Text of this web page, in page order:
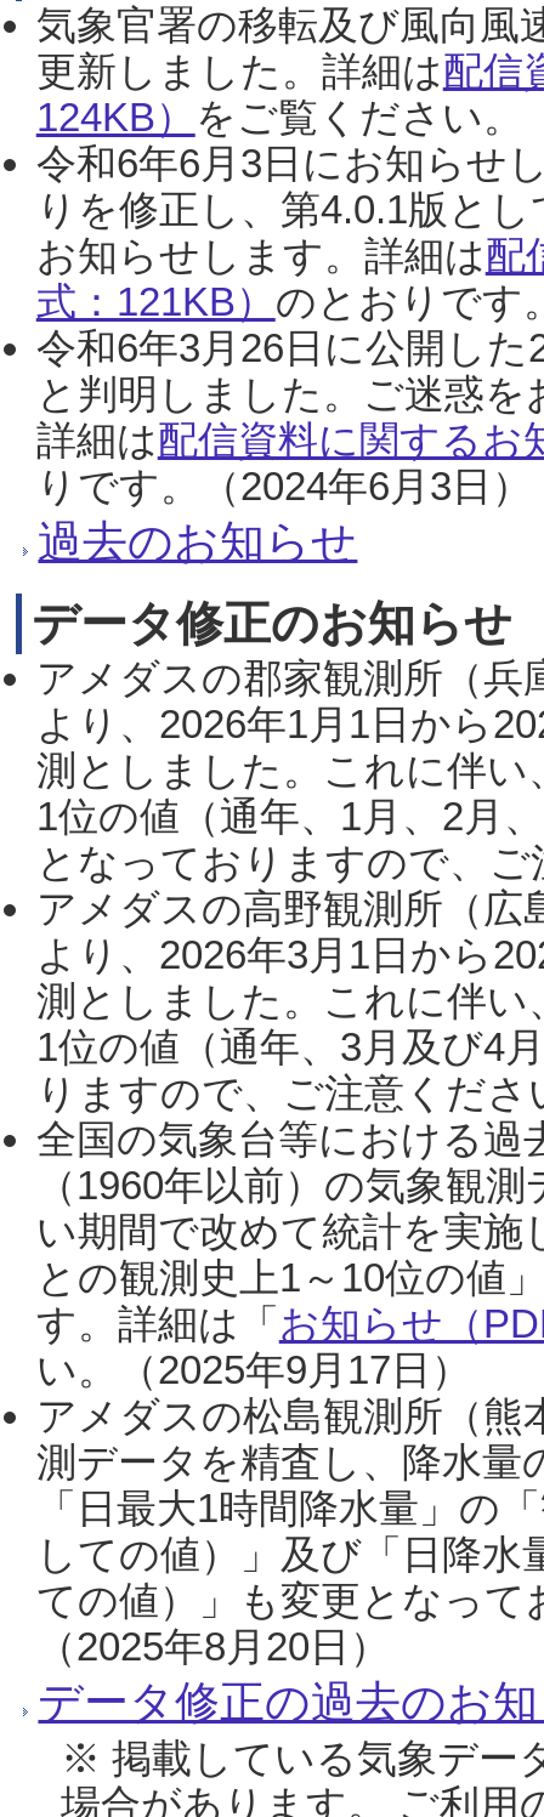
気象官署の移転及び風向風
更新しました。詳細は配信
124KB） をご覧ください。
令和6年6月3日にお知らせ
りを修正し、第4.0.1版と
お知らせします。詳細は配
式：121KB） のとおりです
令和6年3月26日に公開し
と判明しました。ご迷惑
詳細は配信資料に関するお
りです。（2024年6月3日）
過去のお知らせ
データ修正のお知らせ
アメダスの郡家観測所（
より、2026年1月1日から
測としました。これに伴い
1位の値（通年、1月、2月
となっておりますので、
アメダスの高野観測所（
より、2026年3月1日から
測としました。これに伴い
1位の値（通年、3月及び4
りますので、ご注意くだ
全国の気象台等における過
（1960年以前）の気象観
い期間で改めて統計を実
との観測史上1～10位の値
す。詳細は「 お知らせ（
い。（2025年9月17日）
アメダスの松島観測所（熊
測データを精査し、降水
「日最大1時間降水量」の
しての値）」及び「日降
ての値）」も変更となっ
（2025年8月20日）
データ修正の過去のお
※ 掲載している気象デー
場合があります。 ご利用